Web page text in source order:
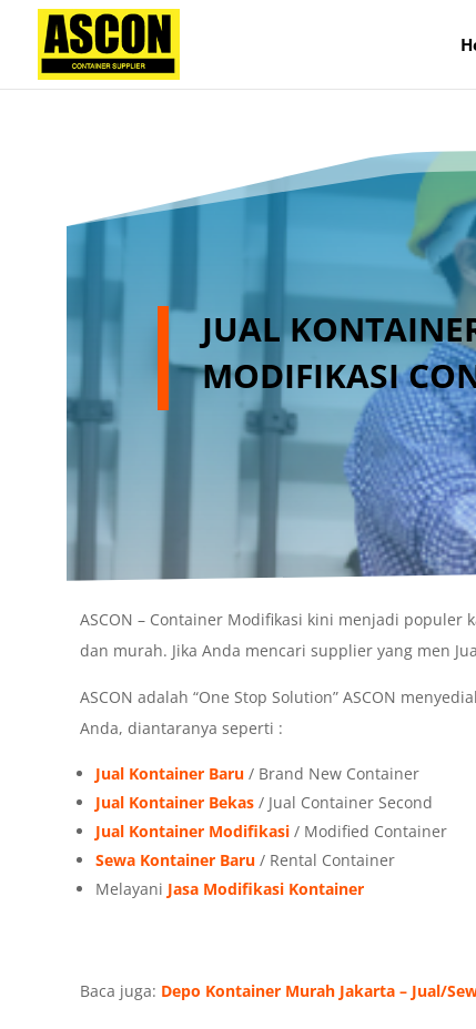
JUAL
MODIFIKASI
ASCON – Container Modifikasi kini menjadi
dan murah. Jika Anda mencari supplier yang men
ASCON adalah “One Stop Solution” ASCON
Anda, diantaranya seperti :
Jual Kontainer Baru/ Brand New Container
Jual Kontainer Bekas/ Jual Container Second
Jual Kontainer Modifikasi/ Modified Container
Sewa Kontainer Baru / Rental Container
Melayani Jasa Modifikasi Kontainer
Baca juga: Depo Kontainer Murah Jakarta – Jual/